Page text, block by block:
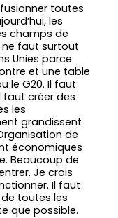
toutes
les
champs de
ne faut surtout
Unies parce
et une table
le G20. Il faut
faut créer des
les
grandissent
de
économiques
Beaucoup de
Je crois
Il faut
toutes les
que possible.